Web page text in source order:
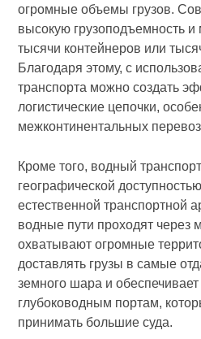
огромные объемы грузов.
высокую грузоподъемность и
тысячи контейнеров или
Благодаря этому, с
транспорта можно создать
логистические цепочки,
межконтинентальных
Кроме того, водный
географической
естественной транспортной
водные пути проходят через
охватывают огромные
доставлять грузы в самые
земного шара и обеспечивает
глубоководным портам,
принимать большие суда.